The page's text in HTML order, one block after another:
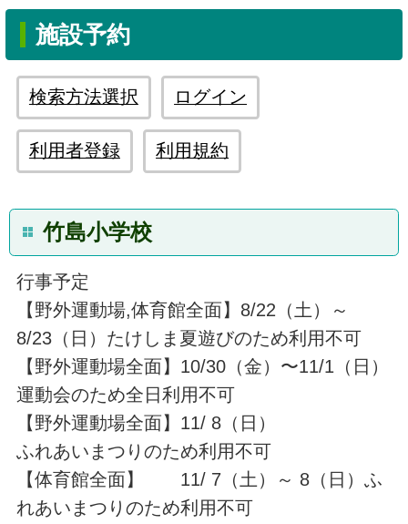
施設予約
検索方法選択 ログイン
利用者登録 利用規約
竹島小学校
行事予定
【野外運動場,体育館全面】8/22（土）～
8/23（日）たけしま夏遊びのため利用不可
【野外運動場全面】10/30（金）〜11/1（日）
運動会のため全日利用不可
【野外運動場全面】11/ 8（日）
ふれあいまつりのため利用不可
【体育館全面】 11/ 7（土）～ 8（日）ふ
れあいまつりのため利用不可